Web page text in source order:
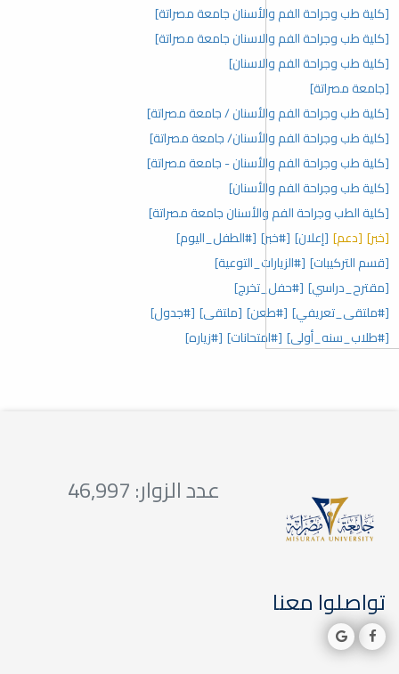
[كلية طب وجراحة الفم والأسنان جامعة مصراتة]
[كلية طب وجراحة الفم والاسنان جامعة مصراتة]
[كلية طب وجراحة الفم والاسنان]
[جامعة مصراتة]
[كلية طب وجراحة الفم والأسنان / جامعة مصراتة]
[كلية طب وجراحة الفم والأسنان/ جامعة مصراتة]
[كلية طب وجراحة الفم والأسنان - جامعة مصراتة]
[كلية طب وجراحة الفم والأسنان]
[كلية الطب وجراحة الفم والأسنان جامعة مصراتة]
[خبر] [دعم] [إعلان] [#خبر] [#الطفل_اليوم]
[قسم التركيبات] [#الزيارات_التوعية]
[مقترح_دراسي] [#حفل_تخرج]
[#ملتقى_تعريفي] [#طعن] [ملتقى] [#جدول]
[#طلاب_سنه_أولى] [#امتحانات] [#زياره]
عدد الزوار: 46,997
تواصلوا معنا